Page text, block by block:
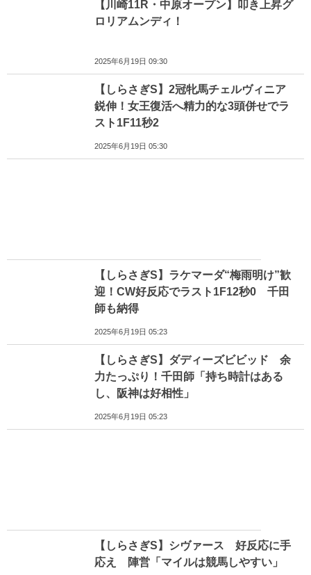
【川崎11R・中原オープン】叩き上昇グ
ロリアムンディ！
2025年6月19日 09:30
【しらさぎS】2冠牝馬チェルヴィニア
鋭伸！女王復活へ精力的な3頭併せでラ
スト1F11秒2
2025年6月19日 05:30
【しらさぎS】ラケマーダ“梅雨明け”歓
迎！CW好反応でラスト1F12秒0 千田
師も納得
2025年6月19日 05:23
【しらさぎS】ダディーズビビッド 余
力たっぷり！千田師「持ち時計はある
し、阪神は好相性」
2025年6月19日 05:23
【しらさぎS】シヴァース 好反応に手
応え 陣営「マイルは競馬しやすい」